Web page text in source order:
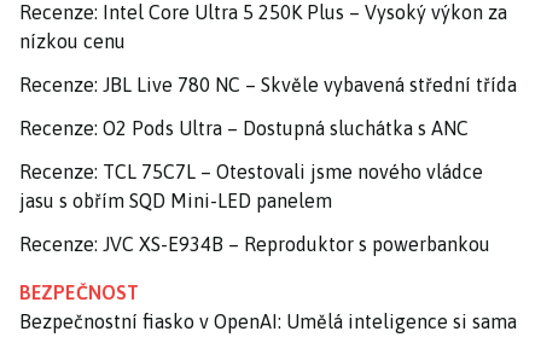
Recenze: Intel Core Ultra 5 250K Plus – Vysoký výkon za
nízkou cenu
Recenze: JBL Live 780 NC – Skvěle vybavená střední třída
Recenze: O2 Pods Ultra – Dostupná sluchátka s ANC
Recenze: TCL 75C7L – Otestovali jsme nového vládce
jasu s obřím SQD Mini-LED panelem
Recenze: JVC XS-E934B – Reproduktor s powerbankou
BEZPEČNOST
Bezpečnostní fiasko v OpenAI: Umělá inteligence si sama